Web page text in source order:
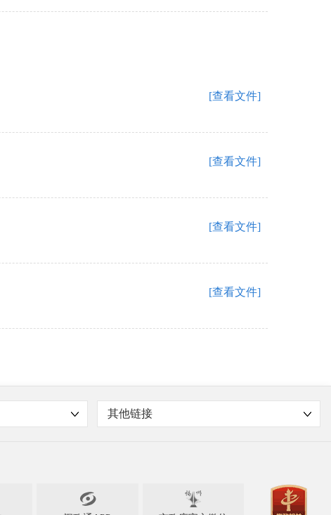
[查看文件]
[查看文件]
[查看文件]
[查看文件]
其他链接
